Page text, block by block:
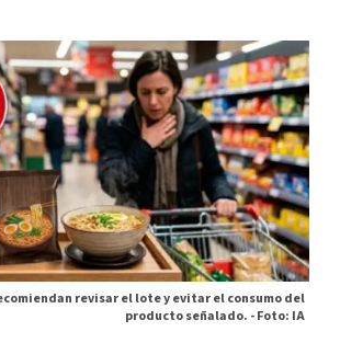
revisar el lote y evitar el consumo del
producto señalado. -Foto: IA